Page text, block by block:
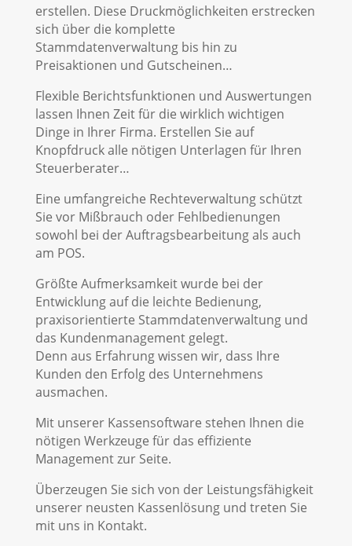
erstellen. Diese Druckmöglichkeiten erstrecken
sich über die komplette
Stammdatenverwaltung bis hin zu
Preisaktionen und Gutscheinen…
Flexible Berichtsfunktionen und Auswertungen
lassen Ihnen Zeit für die wirklich wichtigen
Dinge in Ihrer Firma. Erstellen Sie auf
Knopfdruck alle nötigen Unterlagen für Ihren
Steuerberater…
Eine umfangreiche Rechteverwaltung schützt
Sie vor Mißbrauch oder Fehlbedienungen
sowohl bei der Auftragsbearbeitung als auch
am POS.
Größte Aufmerksamkeit wurde bei der
Entwicklung auf die leichte Bedienung,
praxisorientierte Stammdatenverwaltung und
das Kundenmanagement gelegt.
Denn aus Erfahrung wissen wir, dass Ihre
Kunden den Erfolg des Unternehmens
ausmachen.
Mit unserer Kassensoftware stehen Ihnen die
nötigen Werkzeuge für das effiziente
Management zur Seite.
Überzeugen Sie sich von der Leistungsfähigkeit
unserer neusten Kassenlösung und treten Sie
mit uns in Kontakt.